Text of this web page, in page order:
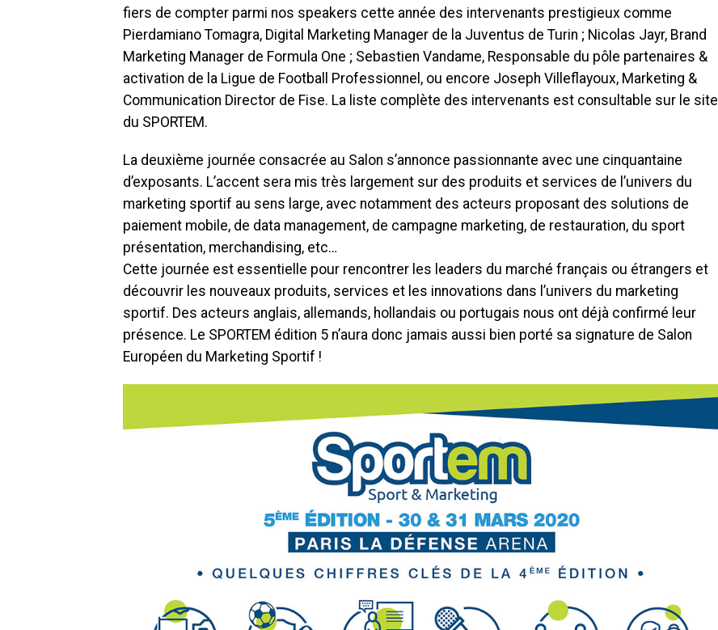
fiers de compter parmi nos speakers cette année des intervenants prestigieux comme
Pierdamiano Tomagra, Digital Marketing Manager de la Juventus de Turin ; Nicolas Jayr, Brand
Marketing Manager de Formula One ; Sebastien Vandame, Responsable du pôle partenaires &
activation de la Ligue de Football Professionnel, ou encore Joseph Villeflayoux, Marketing &
Communication Director de Fise. La liste complète des intervenants est consultable sur le site
du SPORTEM.
La deuxième journée consacrée au Salon s’annonce passionnante avec une cinquantaine
d’exposants. L’accent sera mis très largement sur des produits et services de l’univers du
marketing sportif au sens large, avec notamment des acteurs proposant des solutions de
paiement mobile, de data management, de campagne marketing, de restauration, du sport
présentation, merchandising, etc…
Cette journée est essentielle pour rencontrer les leaders du marché français ou étrangers et
découvrir les nouveaux produits, services et les innovations dans l’univers du marketing
sportif. Des acteurs anglais, allemands, hollandais ou portugais nous ont déjà confirmé leur
présence. Le SPORTEM édition 5 n’aura donc jamais aussi bien porté sa signature de Salon
Européen du Marketing Sportif !